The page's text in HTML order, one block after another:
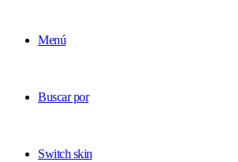
Menú
Buscar por
Switch skin